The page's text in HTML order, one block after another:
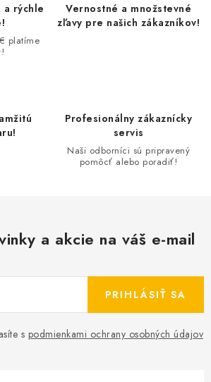
a rýchle
platíme
Vernostné a množstevné
zľavy pre našich zákazníkov!
Profesionálny zákaznícky
servis
Naši odborníci sú pripravený
pomôcť alebo poradiť!
a akcie na váš e-mail
s podmienkami ochrany osobných údajov
PRIHLÁSIŤ SA